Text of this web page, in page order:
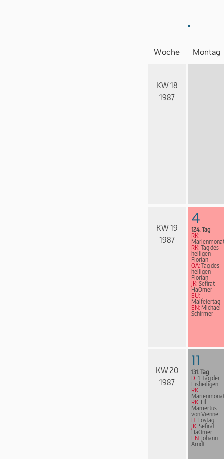
Woche Montag
KW 18
1987
KW 19
1987
4
124. Tag
RK:
RK: Tag des
heiligen
Florian
OA: Tag des
heiligen
Florian
JK: Sefirat
HaOmer
EU:
Maifeiertag
EN: Michael
Schirmer
KW 20
1987
11
131. Tag
D: 1. Tag der
Eisheiligen
RK:
RK: Hl.
Mamertus
von Vienne
LT: Lostag
JK: Sefirat
HaOmer
EN: Johann
Arndt